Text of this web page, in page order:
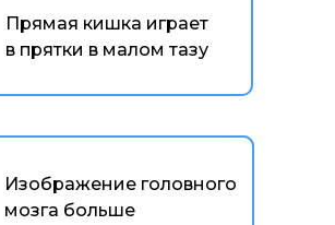
Изображение головного
мозга больше
Прямая кишка играет
в прятки в малом тазу